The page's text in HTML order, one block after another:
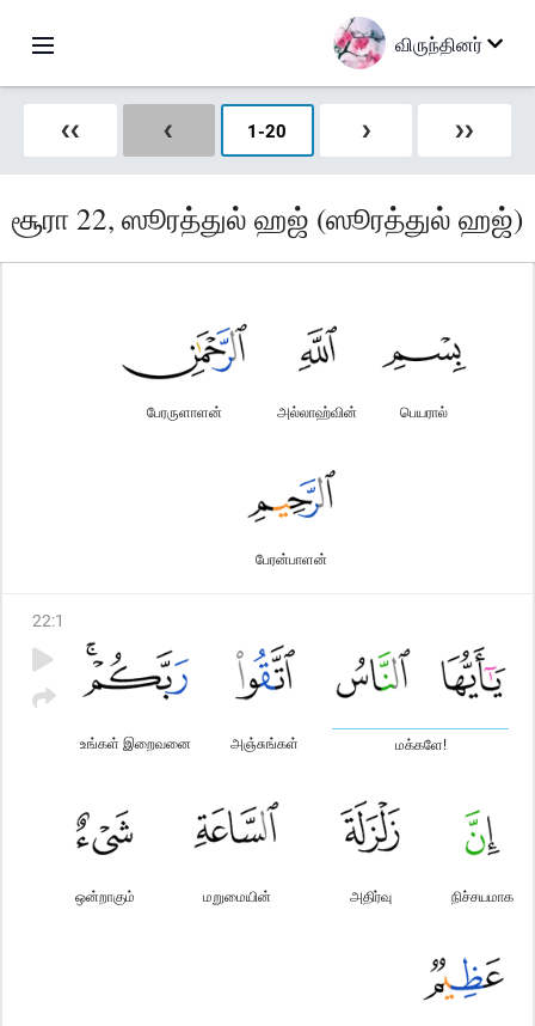
விருந்தினர்
❮❮ ❮ 1-20 ❯ ❯❯
சூரா 22, ஸூரத்துல் ஹஜ் (ஸூரத்துல் ஹஜ்)
பெயரால்
அல்லாஹ்வின்
பேரருளாளன்
பேரன்பாளன்
22:1
மக்களே!
அஞ்சுங்கள்
உங்கள் இறைவனை
நிச்சயமாக
அதிர்வு
மறுமையின்
ஒன்றாகும்